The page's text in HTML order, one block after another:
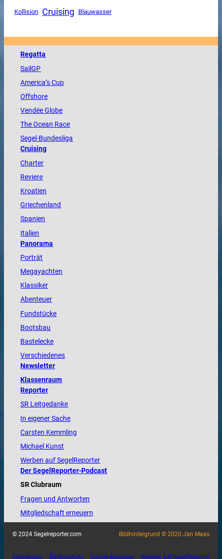
Kollision Cruising Blauwasser
Regatta
SailGP
America’s Cup
Offshore
VendéeGlobe
TheOcean Race
Segel-Bundesliga
Cruising
Charter
Reviere
Kroatien
Griechenland
Spanien
Italien
Panorama
Porträt
Megayachten
Klassiker
Abenteuer
Fundstücke
Bootsbau
Bastelecke
Verschiedenes
Newsletter
Klassenraum
Reporter
SR Leitgedanke
In eigener Sache
Carsten Kemmling
Michael Kunst
Werben auf SegelReporter
Der SegelReporter-Podcast
SR Clubraum
Fragen und Antworten
Mitgliedschaft erneuern
© 2024 Segelreporter.com Bildhintergrund © 2020 Jan Maas
Impressum Datenschutz Cookie-Manager Werben auf SegelReporter